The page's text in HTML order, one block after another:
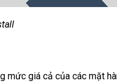
mức giá cả của các mặt